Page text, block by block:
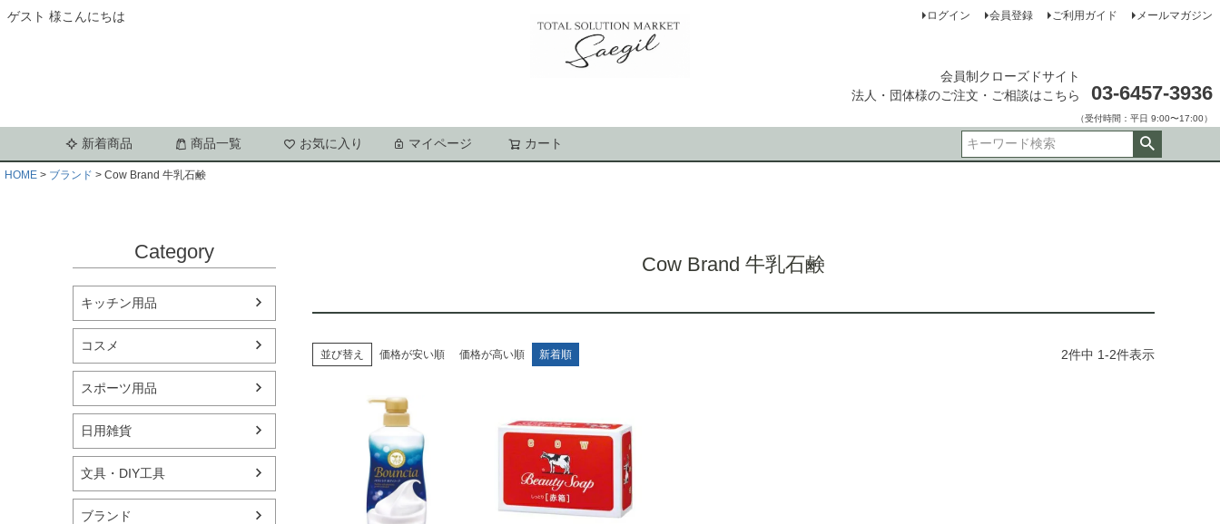
ゲスト 様こんにちは ログイン 会員登録 ご利用ガイド メールマガジン
会員制クローズドサイト
法人・団体様のご注文・ご相談はこちら
03-6457-3936
（受付時間：平日 9:00〜17:00）
新着商品 商品一覧 お気に入り マイページ カート
HOME ブランド Cow Brand 牛乳石鹸
Category
キッチン用品
コスメ
スポーツ用品
日用雑貨
文具・DIY工具
ブランド
Cow Brand 牛乳石鹸
並び替え 価格が安い順 価格が高い順 新着順 2件中 1-2件表示